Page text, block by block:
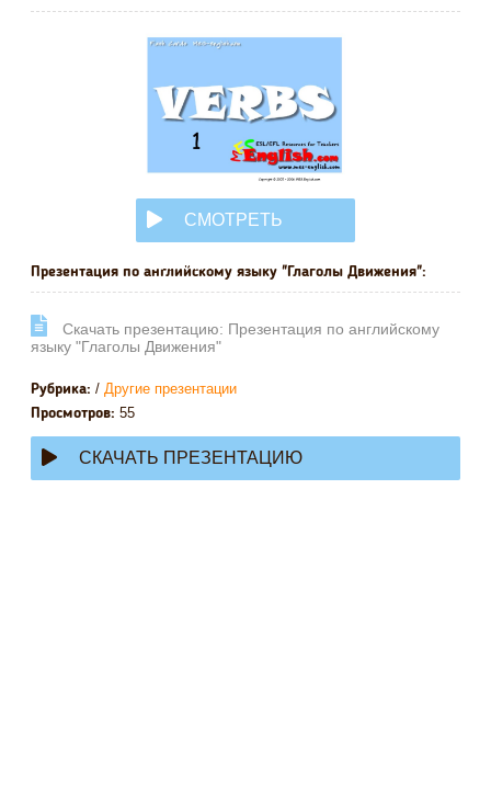
СМОТРЕТЬ
ОНЛАЙН
Презентация по английскому языку "Глаголы Движения":
Cкачать презентацию: Презентация по английскому
языку "Глаголы Движения"
Рубрика: / Другие презентации
Просмотров: 55
СКАЧАТЬ ПРЕЗЕНТАЦИЮ